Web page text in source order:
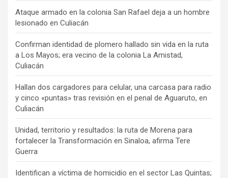
Ataque armado en la colonia San Rafael deja a un hombre
lesionado en Culiacán
Confirman identidad de plomero hallado sin vida en la ruta
a Los Mayos; era vecino de la colonia La Amistad,
Culiacán
Hallan dos cargadores para celular, una carcasa para radio
y cinco «puntas» tras revisión en el penal de Aguaruto, en
Culiacán
Unidad, territorio y resultados: la ruta de Morena para
fortalecer la Transformación en Sinaloa, afirma Tere
Guerra
Identifican a víctima de homicidio en el sector Las Quintas;